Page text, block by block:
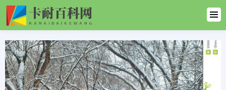
首頁
生活百科
一